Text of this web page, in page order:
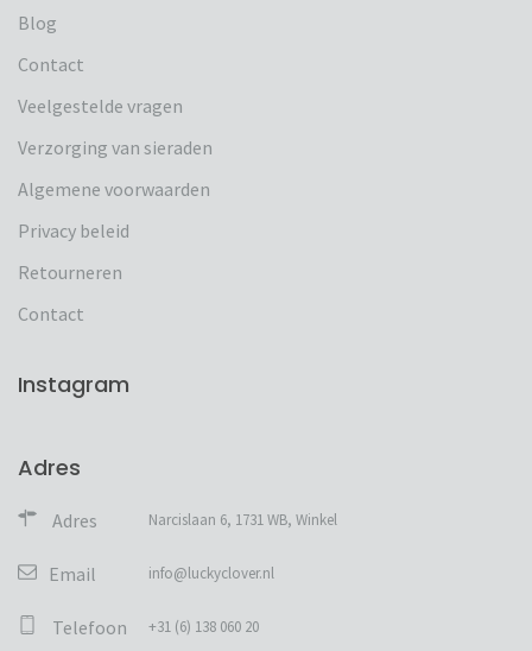
Blog
Contact
Veelgestelde vragen
Verzorging van sieraden
Algemene voorwaarden
Privacy beleid
Retourneren
Contact
Instagram
Adres
Adres Narcislaan 6, 1731 WB, Winkel
Email info@luckyclover.nl
Telefoon +31 (6) 138 060 20